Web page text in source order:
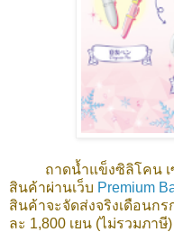
ถาดน้ำแข็งซิลิโคน เ
สินค้าผ่านเว็บ Premium
สินค้าจะจัดส่งจริงเดือนก
ละ 1,800 เยน (ไม่รวมภาษี)